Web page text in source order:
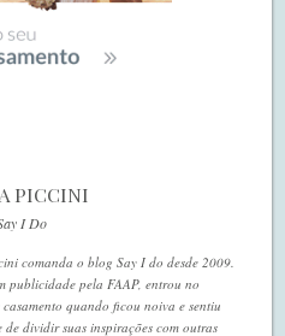
PICCINI
I Do
comanda o blog Say I do desde 2009.
publicidade pela FAAP, entrou no
casamento quando ficou noiva e sentiu
de dividir suas inspirações com outras